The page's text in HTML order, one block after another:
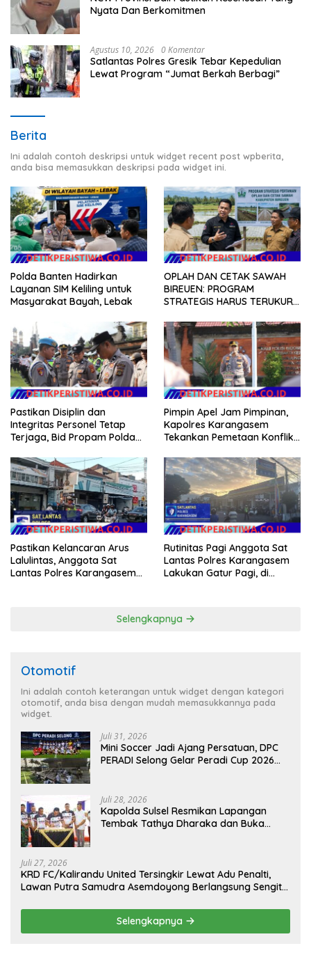
Nyata Dan Berkomitmen
Agustus 10, 2026 0 Komentar
Satlantas Polres Gresik Tebar Kepedulian
Lewat Program “Jumat Berkah Berbagi”
Berita
Ini adalah contoh deskripsi untuk widget recent post wpberita,
anda bisa memasukkan deskripsi pada widget ini.
Polda Banten Hadirkan
Layanan SIM Keliling untuk
Masyarakat Bayah, Lebak
OPLAH DAN CETAK SAWAH
BIREUEN: PROGRAM
STRATEGIS HARUS TERUKUR,
KETERBUKAAN DATA
Pastikan Disiplin dan
Integritas Personel Tetap
Terjaga, Bid Propam Polda
Pimpin Apel Jam Pimpinan,
Kapolres Karangasem
Tekankan Pemetaan Konflik
Gerak Jalan
Pastikan Kelancaran Arus
Lalulintas, Anggota Sat
Lantas Polres Karangasem
Rutinitas Pagi Anggota Sat
Lantas Polres Karangasem
Lakukan Gatur Pagi, di
Selengkapnya
Otomotif
Ini adalah contoh keterangan untuk widget dengan kategori
otomotif, anda bisa dengan mudah memasukkannya pada
widget.
Juli 31, 2026
Mini Soccer Jadi Ajang Persatuan, DPC
PERADI Selong Gelar Peradi Cup 2026
Juli 28, 2026
Kapolda Sulsel Resmikan Lapangan
Tembak Tathya Dharaka dan Buka
Juli 27, 2026
KRD FC/Kalirandu United Tersingkir Lewat Adu Penalti,
Lawan Putra Samudra Asemdoyong Berlangsung Sengit
Selengkapnya